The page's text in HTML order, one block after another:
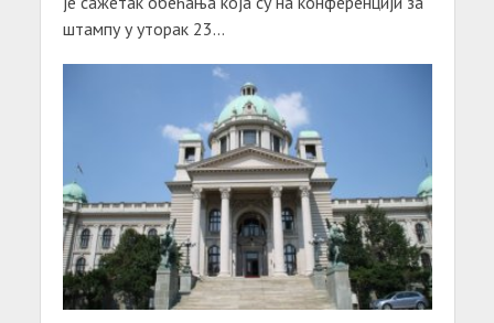
штампу у уторак 23...